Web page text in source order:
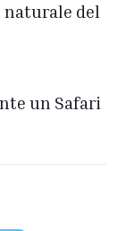
naturale del
un Safari